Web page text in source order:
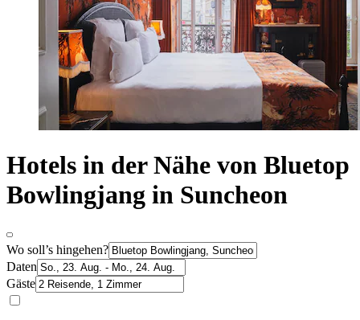
Hotels in der Nähe von Bluetop
Bowlingjang in Suncheon
Wo soll’s hingehen?
Daten
Gäste